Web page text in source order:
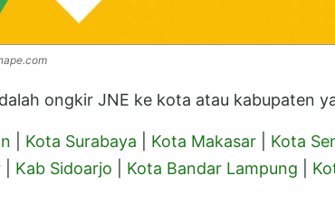
ongkir JNE ke kota atau kabupaten
Kota Surabaya Kota Makasar Kota
Kab Sidoarjo Kota Bandar Lampung